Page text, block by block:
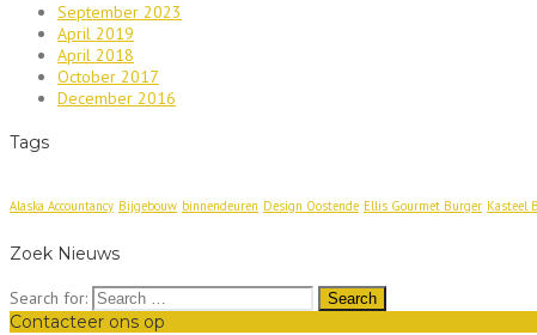
September 2023
April 2019
April 2018
October 2017
December 2016
Tags
Alaska Accountancy Bijgebouw binnendeuren Design Oostende Ellis Gourmet Burger Kasteel
Zoek Nieuws
Search for:
Contacteer ons op